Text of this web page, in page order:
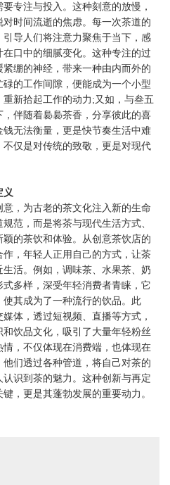
专注与投入。这种刻意的放慢，
时间流逝的焦虑。每一次茶道的
导人们将注意力聚焦于当下，感
口中的细腻变化。这种专注的过
绷的神经，带来一种由内而外的
的工作间隙，便能成为一个小型
新拾起工作的动力;又如，与叁五
伴随着裊裊茶香，分享彼此的喜
无法衡量，更是快节奏生活中难
仅是对传统的致敬，更是对现代
义
，为古老的茶文化注入新的生命
范，而是将茶与现代生活方式、
的茶饮和体验。从创意茶饮店的
，年轻人正用自己的方式，让茶
活。例如，调味茶、水果茶、奶
多样，深受年轻消费者青睐，它
其成为了一种流行的饮品。此
体，透过短视频、直播等方式，
饮品文化，吸引了大量年轻粉丝
，不仅体现在消费端，也体现在
们透过各种管道，将自己对茶的
识到茶的魅力。这种创新与再定
，更是其蓬勃发展的重要动力。